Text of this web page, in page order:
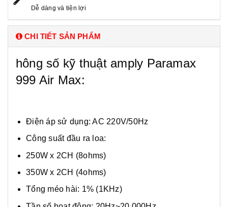
Dễ dàng và tiện lợi
CHI TIẾT SẢN PHẨM
hông số kỹ thuật amply Paramax
999 Air Max:
Điện áp sử dụng: AC 220V/50Hz
Công suất đầu ra loa:
250W x 2CH (8ohms)
350W x 2CH (4ohms)
Tổng méo hài: 1% (1KHz)